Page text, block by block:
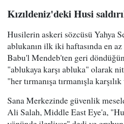
Kızıldeniz'deki Husi
Husilerin askeri sözcüsü Yahya
ablukanın ilk iki haftasında en
Babu'l Mendeb'ten geri
"ablukaya karşı abluka" olarak
"her tırmanışa tırmanışla
Sana Merkezinde güvenlik
Ali Salah, Middle East Eye'a,